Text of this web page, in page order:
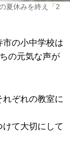
夏休みを終え「2
の小中学校は
の元気な声が
ぞれの教室に
て大切にして